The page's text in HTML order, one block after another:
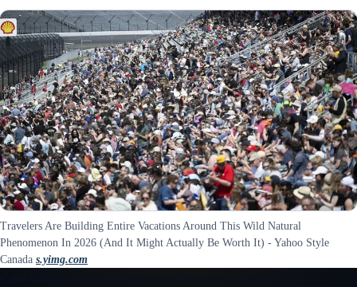
Travelers Are Building Entire Vacations Around This Wild Natural
Phenomenon In 2026 (And It Might Actually Be Worth It) - Yahoo Style
Canada s.yimg.com